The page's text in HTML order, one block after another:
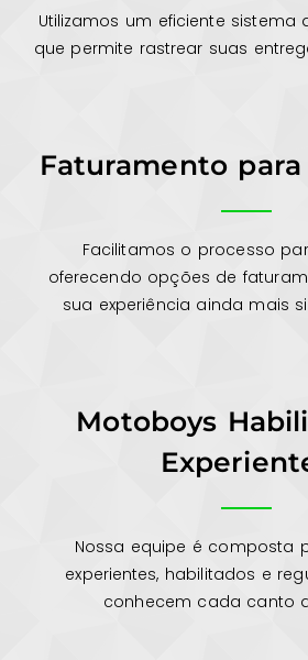
Utilizamos um eficiente sistema
que permite rastrear suas
Faturamento
Facilitamos o processo
oferecendo opções de
sua experiência ainda mais
Motoboys
Nossa equipe é composta
experientes, habilitados e
conhecem cada canto